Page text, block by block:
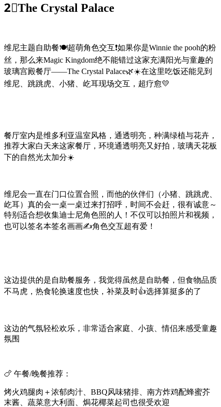
2⃣️The Crystal Palace
维尼主题自助餐🍽️超萌角色交互❗️如果你是Winnie the pooh的粉
丝，那么来Magic Kingdom绝不能错过这家充满阳光与童趣的
玻璃宫殿餐厅——The Crystal Palace🌿☀️在这里吃饭还能见到
维尼、跳跳虎、小猪、屹耳现场交互，超疗愈💛
餐厅室内是维多利亚温室风格，通透明亮，种满绿植与花卉，
推荐大家白天来这家餐厅，环境通透明亮又好拍，玻璃天花板
下的自然光太加分☀️
维尼会一直在门口位置合照，而他的伙伴们（小猪、跳跳虎、
屹耳）真的会一桌一桌过来打招呼，时间不会赶，很有诚意～
特别适合想收集迪士尼角色照的人！不仅可以拍照片和视频，
也可以签名本签名画画✍️角色交互超有爱！
这边提供的是自助餐服务，我觉得虽然是自助餐，但食物品质
不马虎，热食轮换速度也快，补菜及时👍选择算挺多的了
这边的气氛轻松欢乐，非常适合家庭、小孩、情侣来感受童趣
氛围
🍗 午餐/晚餐推荐：
烤火鸡腿肉＋浓郁肉汁、BBQ风味猪排、南方炸鸡配蜂蜜芥
末酱、蔬菜意大利面、焗花椰菜起司也很受欢迎